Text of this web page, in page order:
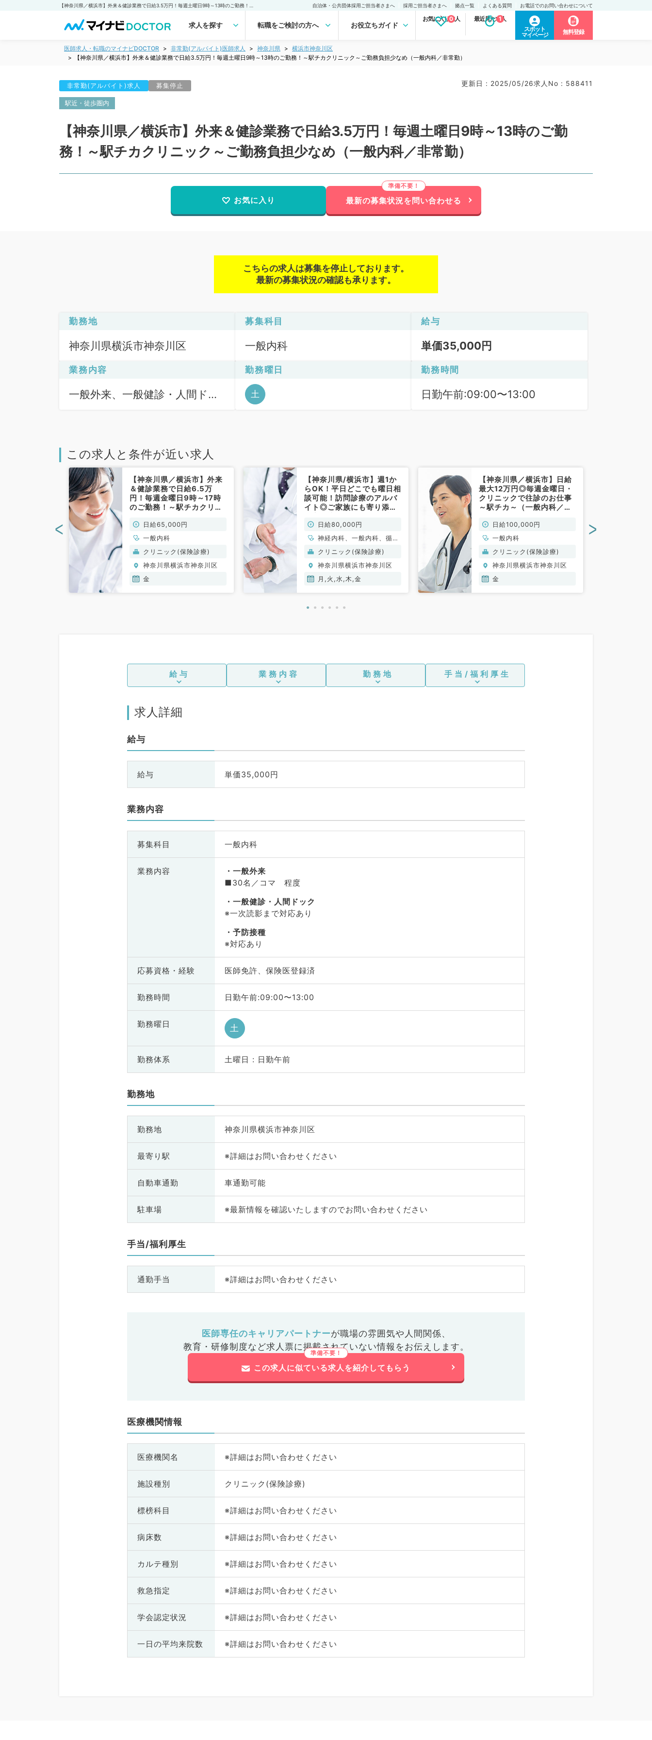
自治体・公共団体採用ご担当者さまへ 採用ご担当者さまへ 拠点一覧 よくある質問 お電話でのお問い合わせについて
求人を探す 転職をご検討の方へ お役立ちガイド
お気に入り求人
0 最近見た求人
1
スポット
マイページ
無料登録
医師求人・転職のマイナビDOCTOR 非常勤(アルバイト)医師求人 神奈川県
横浜市神奈川区
【神奈川県／横浜市】外来＆健診業務で日給3.5万円！毎週土曜日9時～13時のご勤務！～駅チカクリニック～ご勤務負担少なめ（一般内科／非常勤）
非常勤(アルバイト)求人 募集停止 更新日 : 2025/05/26求人No : 588411
駅近・徒歩圏内
【神奈川県／横浜市】外来＆健診業務で日給3.5万円！毎週土曜日9時～13時のご勤
務！～駅チカクリニック～ご勤務負担少なめ（一般内科／非常勤）
お気に入り 最新の募集状況を問い合わせる
こちらの求人は募集を停止しております。
最新の募集状況の確認も承ります。
勤務地
神奈川県横浜市神奈川区
募集科目
一般内科
給与
単価35,000円
業務内容
一般外来、一般健診・人間ドッ
勤務曜日
土
勤務時間
日勤午前:09:00〜13:00
この求人と条件が近い求人
【神奈川県／横浜市】外来
＆健診業務で日給6.5万
円！毎週金曜日9時～17時
のご勤務！～駅チカクリニ
（一般内科／非常勤）
日給65,000円
一般内科
クリニック(保険診療)
神奈川県横浜市神奈川区
金
【神奈川県/横浜市】週1か
らOK！平日どこでも曜日相
談可能！訪問診療のアルバ
イト◎ご家族にも寄り添う
常勤）日給80,000円
神経内科、一般内科、循環
器内科、呼吸器内科、消化
器内科、腎臓内科、老年内
科、血液内科
クリニック(保険診療)
神奈川県横浜市神奈川区
月,火,水,木,金
【神奈川県／横浜市】日給
最大12万円◎毎週金曜日・
クリニックで往診のお仕事
～駅チカ～（一般内科／非
日給100,000円
一般内科
クリニック(保険診療)
神奈川県横浜市神奈川区
金
< >
給与 業務内容 勤務地 手当/福利厚生
求人詳細
給与
給与 単価35,000円
業務内容
募集科目 一般内科
業務内容
一般外来
■30名／コマ 程度
一般健診・人間ドック
※一次読影まで対応あり
予防接種
※対応あり
応募資格・ 経験 医師免許、保険医登録済
勤務時間 日勤午前:09:00〜13:00
勤務曜日 土
勤務体系 土曜日 : 日勤午前
勤務地
勤務地 神奈川県横浜市神奈川区
最寄り駅 ※詳細はお問い合わせください
自動車通勤 車通勤可能
駐車場 ※最新情報を確認いたしますのでお問い合わせください
手当/福利厚生
通勤手当 ※詳細はお問い合わせください
医師専任のキャリアパートナーが職場の雰囲気や人間関係、
教育・研修制度など求人票に掲載されていない情報をお伝えします。
この求人に似ている求人を紹介してもらう
医療機関情報
医療機関名 ※詳細はお問い合わせください
施設種別 クリニック(保険診療)
標榜科目 ※詳細はお問い合わせください
病床数 ※詳細はお問い合わせください
カルテ種別 ※詳細はお問い合わせください
救急指定 ※詳細はお問い合わせください
学会認定状況 ※詳細はお問い合わせください
一日の平均来院数 ※詳細はお問い合わせください